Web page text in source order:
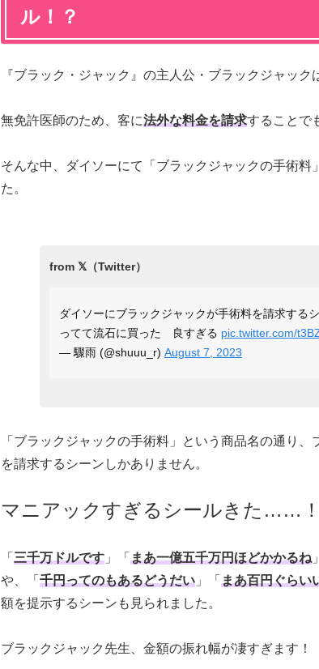
ル！？
『ブラック・ジャック』の主人公・ブラックジャック
無免許医師のため、客に法外な料金を請求することで
そんな中、ダイソーにて「ブラックジャックの手術料
た。
ダイソーにブラックジャックが手術料を請求する
ってて流石に買った 良すぎる pic.twitter.com/
— 驟雨 (@shuuu_r) August 7, 2023
「ブラックジャックの手術料」という商品名の通り
を請求するシーンしかありません。
マニアックすぎるシールきた……！
「 三千万ドルです 」「 まあ一億五千万円ほどかかるね
や、「 千円ってのもあるどうだい 」「 まあ百円ぐらい
額を提示するシーンも見られました。
ブラックジャック先生、金額の振れ幅が凄すぎます！